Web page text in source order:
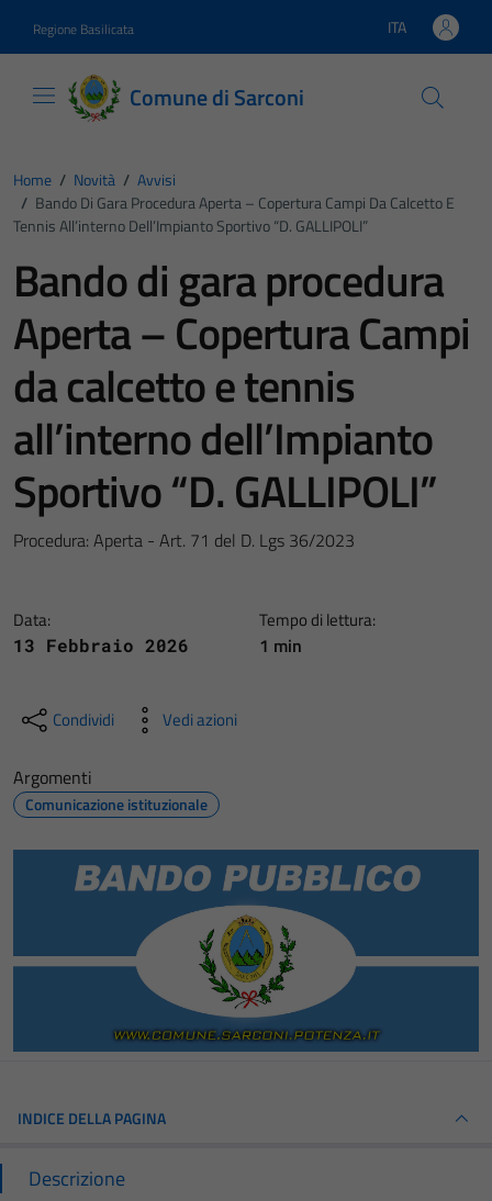
Regione Basilicata Lingua attiva:
ITA
Comune di Sarconi
Home / Novità / Avvisi
/ Bando Di Gara Procedura Aperta – Copertura Campi Da Calcetto E
Tennis All’interno Dell’Impianto Sportivo “D. GALLIPOLI”
Bando di gara procedura
Aperta – Copertura Campi
da calcetto e tennis
all’interno dell’Impianto
Sportivo “D. GALLIPOLI”
Procedura: Aperta - Art. 71 del D. Lgs 36/2023
Data:
13 Febbraio 2026
Tempo di lettura:
1 min
Condividi Vedi azioni
Argomenti
Comunicazione istituzionale
INDICE DELLA PAGINA
Descrizione